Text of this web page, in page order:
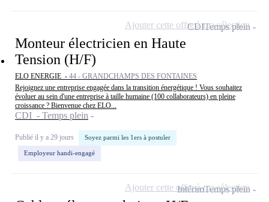
Monteur électricien en Haute
Tension (H/F)
ELO ENERGIE - 44 - GRANDCHAMPS DES FONTAINES
Rejoignez une entreprise engagée dans la transition énergétique ! Vous souhaitez
évoluer au sein d'une entreprise à taille humaine (100 collaborateurs) en pleine
croissance ? Bienvenue chez ELO...
CDI - Temps plein
Publié il y a 29 jours Soyez parmi les 1ers à postuler
Employeur handi-engagé
CDITemps plein
Ajouter cette offre à ma sélection
IntérimTemps plein
Ajouter cette offre à ma sélection